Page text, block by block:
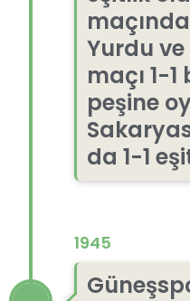
Yurdu
maçı 1-
peşine
da 1-1
1945